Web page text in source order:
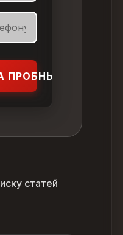
ПРОБНЫЙ УРОК
статей